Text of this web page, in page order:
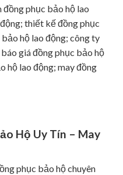
đồng phục bảo hộ lao
thiết kế đồng phục
hộ lao động; công ty
giá đồng phục bảo hộ
hộ lao động; may đồng
Hộ Uy Tín – May
phục bảo hộ chuyên